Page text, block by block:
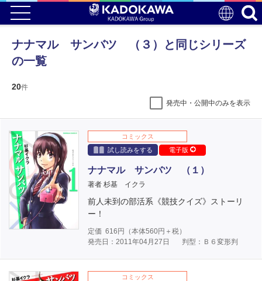
ナナマル サンバツ （３）と同じシリーズ
の一覧
20件
発売中・公開中のみを表示
コミックス
試し読みをする
電子版
ナナマル サンバツ （１）
著者 杉基 イクラ
前人未到の部活系《競技クイズ》ストーリ
ー！
定価 616 円（本体560円＋税）
発売日：2011年04月27日
判型：Ｂ６変形判
コミックス